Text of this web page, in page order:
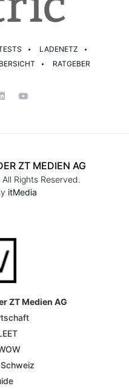
LADENETZ
RATGEBER
ZT MEDIEN AG
All Rights Reserved.
itMedia
ZT Medien AG